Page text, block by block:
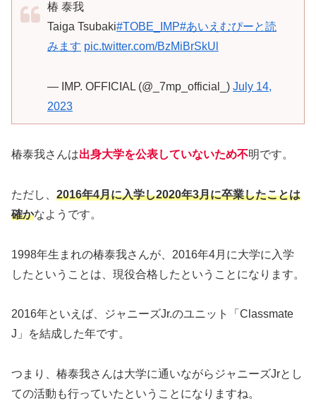
椿 泰我
Taiga Tsubaki#TOBE_IMP#あいえむぴーと読
みます pic.twitter.com/BzMiBrSkUl
— IMP. OFFICIAL (@_7mp_official_) July 14,
2023
椿泰我さんは出身大学を公表していないため不明です。
ただし、 2016年4月に入学し2020年3月に卒業したことは
確かなようです。
1998年生まれの椿泰我さんが、2016年4月に大学に入学
したということは、現役合格したということになります。
2016年といえば、ジャニーズJr.のユニット「Classmate
J」を結成した年です。
つまり、椿泰我さんは大学に通いながらジャニーズJrとし
ての活動も行っていたということになりますね。